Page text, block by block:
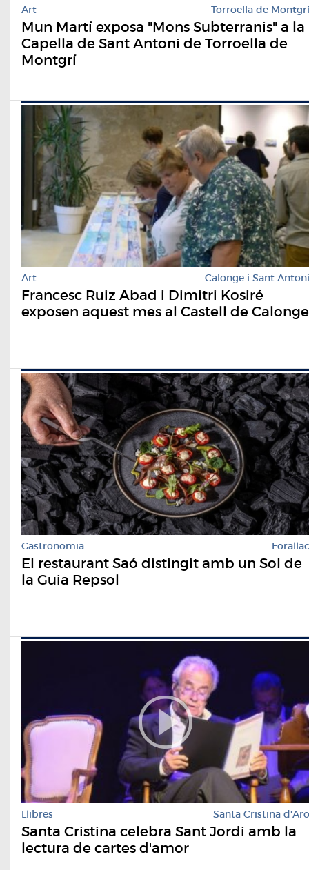
Art Torroella de Montgrí
Mun Martí exposa "Mons Subterranis" a la
Capella de Sant Antoni de Torroella de
Montgrí
Art Calonge i Sant Antoni
Francesc Ruiz Abad i Dimitri Kosiré
exposen aquest mes al Castell de Calonge
Gastronomia Forallac
El restaurant Saó distingit amb un Sol de
la Guia Repsol
Llibres Santa Cristina d'Aro
Santa Cristina celebra Sant Jordi amb la
lectura de cartes d'amor